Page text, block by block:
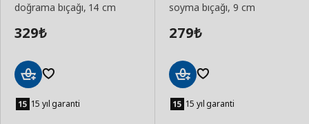
doğrama bıçağı, 14 cm
329₺
Ekle 15 yıl garanti
soyma bıçağı, 9 cm
279₺
Ekle 15 yıl garanti